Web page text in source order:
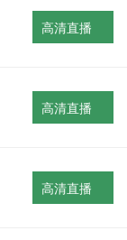
高清直播
高清直播
高清直播